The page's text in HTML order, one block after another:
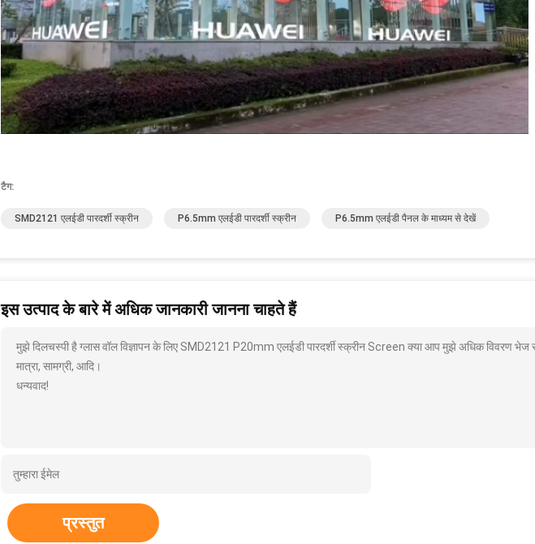
टैग:
SMD2121 एलईडी पारदर्शी स्क्रीन P6.5mm एलईडी पारदर्शी स्क्रीन P6.5mm एलईडी पैनल के माध्यम से देखें
इस उत्पाद के बारे में अधिक जानकारी जानना चाहते हैं
मुझे दिलचस्पी है ग्लास वॉल विज्ञापन के लिए SMD2121 P20mm एलईडी पारदर्शी स्क्रीन Screen क्या आप मुझे अधिक विवरण
मात्रा, सामग्री, आदि।
धन्यवाद!
प्रस्तुत